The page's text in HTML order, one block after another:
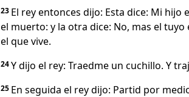
23 El rey entonces dijo: Esta dice: Mi hijo
el muerto: y la otra dice: No, mas el tuyo
el que vive.
24Y dijo el rey: Traedme un cuchillo. Y
25 En seguida el rey dijo: Partid por